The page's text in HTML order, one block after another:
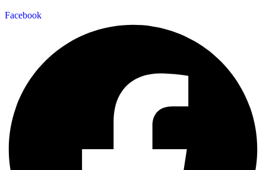
Facebook